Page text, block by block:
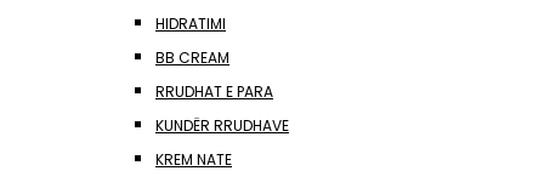
HIDRATIMI
BB CREAM
RRUDHAT E PARA
KUNDËR RRUDHAVE
KREM NATE